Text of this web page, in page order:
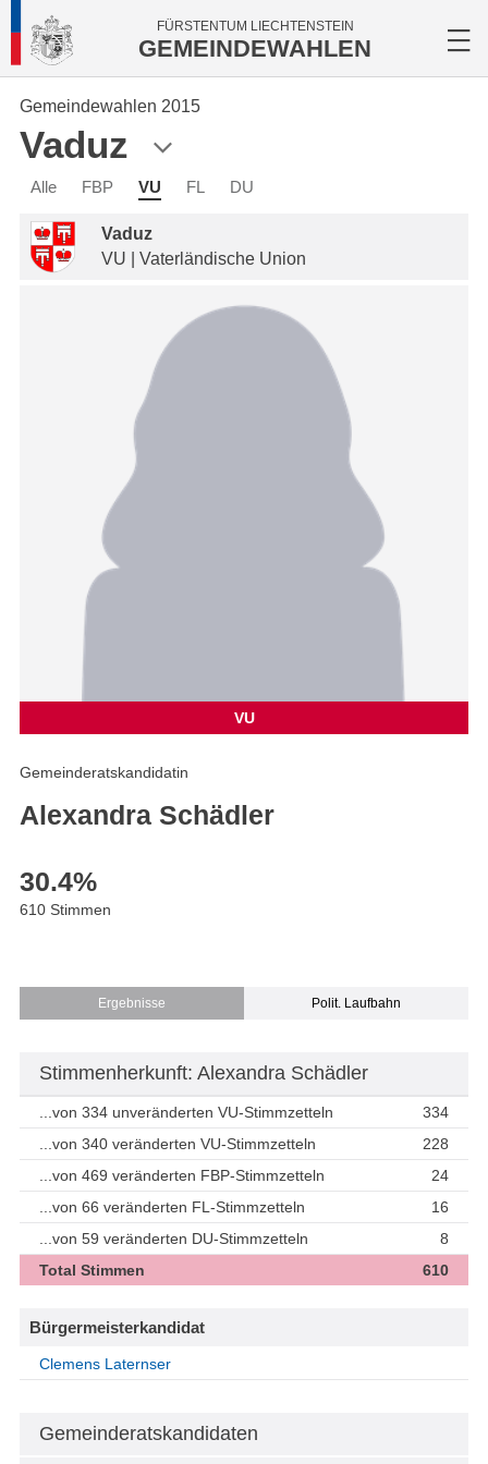
FÜRSTENTUM LIECHTENSTEIN
GEMEINDEWAHLEN
Gemeindewahlen 2015
Vaduz
Alle FBP VU FL DU
Vaduz
VU | Vaterländische Union
VU
Gemeinderatskandidatin
Alexandra Schädler
30.4%
610 Stimmen
Ergebnisse Polit. Laufbahn
Stimmenherkunft: Alexandra Schädler
...von 334 unveränderten VU-Stimmzetteln
334
...von 340 veränderten VU-Stimmzetteln
228
...von 469 veränderten FBP-Stimmzetteln
24
...von 66 veränderten FL-Stimmzetteln
16
...von 59 veränderten DU-Stimmzetteln
8
Total Stimmen
610
Bürgermeisterkandidat
Clemens Laternser
Gemeinderatskandidaten